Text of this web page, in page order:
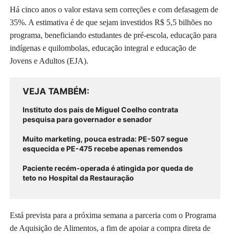
Há cinco anos o valor estava sem correções e com defasagem de
35%. A estimativa é de que sejam investidos R$ 5,5 bilhões no
programa, beneficiando estudantes de pré-escola, educação para
indígenas e quilombolas, educação integral e educação de
Jovens e Adultos (EJA).
VEJA TAMBÉM
Instituto dos pais de Miguel Coelho contrata
pesquisa para governador e senador
Muito marketing, pouca estrada: PE-507 segue
esquecida e PE-475 recebe apenas remendos
Paciente recém-operada é atingida por queda de
teto no Hospital da Restauração
Está prevista para a próxima semana a parceria com o Programa
de Aquisição de Alimentos, a fim de apoiar a compra direta de